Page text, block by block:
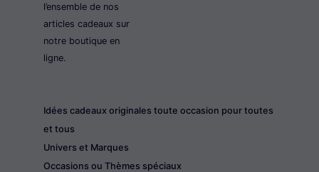
l’ensemble de nos
articles cadeaux sur
notre boutique en
ligne.
Idées cadeaux originales toute occasion pour toutes
et tous
Univers et Marques
Occasions ou Thèmes spéciaux